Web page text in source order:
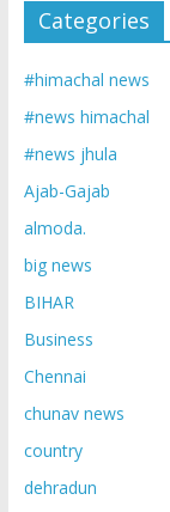
Categories
#himachal news
#news himachal
#news jhula
Ajab-Gajab
almoda.
big news
BIHAR
Business
Chennai
chunav news
country
dehradun